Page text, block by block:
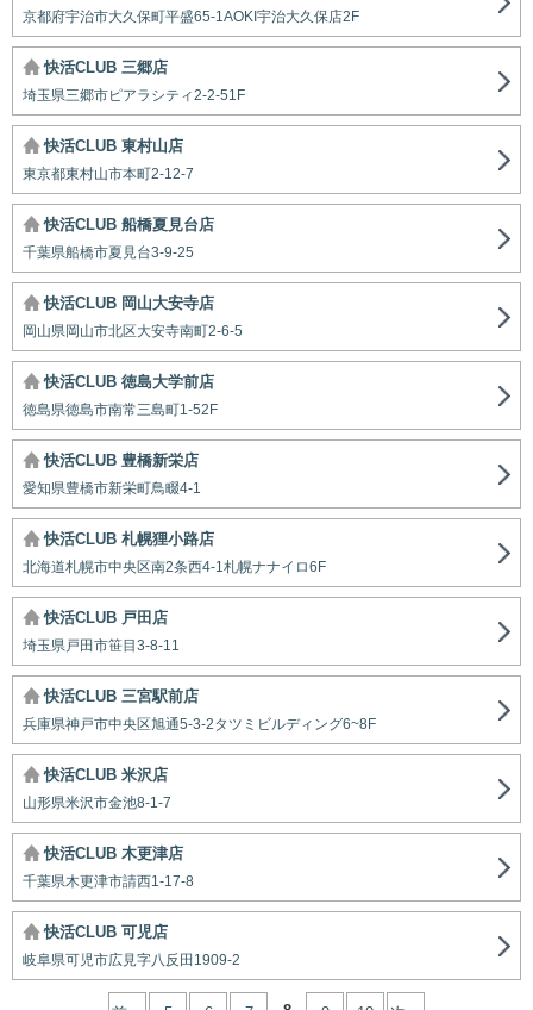
京都府宇治市大久保町平盛65-1AOKI宇治大久保店2F
快活CLUB 三郷店
埼玉県三郷市ピアラシティ2-2-51F
快活CLUB 東村山店
東京都東村山市本町2-12-7
快活CLUB 船橋夏見台店
千葉県船橋市夏見台3-9-25
快活CLUB 岡山大安寺店
岡山県岡山市北区大安寺南町2-6-5
快活CLUB 徳島大学前店
徳島県徳島市南常三島町1-52F
快活CLUB 豊橋新栄店
愛知県豊橋市新栄町鳥畷4-1
快活CLUB 札幌狸小路店
北海道札幌市中央区南2条西4-1札幌ナナイロ6F
快活CLUB 戸田店
埼玉県戸田市笹目3-8-11
快活CLUB 三宮駅前店
兵庫県神戸市中央区旭通5-3-2タツミビルディング6~8F
快活CLUB 米沢店
山形県米沢市金池8-1-7
快活CLUB 木更津店
千葉県木更津市請西1-17-8
快活CLUB 可児店
岐阜県可児市広見字八反田1909-2